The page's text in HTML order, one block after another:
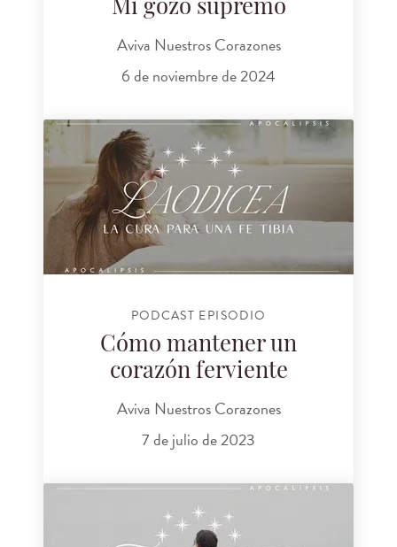
Mi gozo supremo
Aviva Nuestros Corazones
6 de noviembre de 2024
PODCAST EPISODIO
Cómo mantener un
corazón ferviente
Aviva Nuestros Corazones
7 de julio de 2023